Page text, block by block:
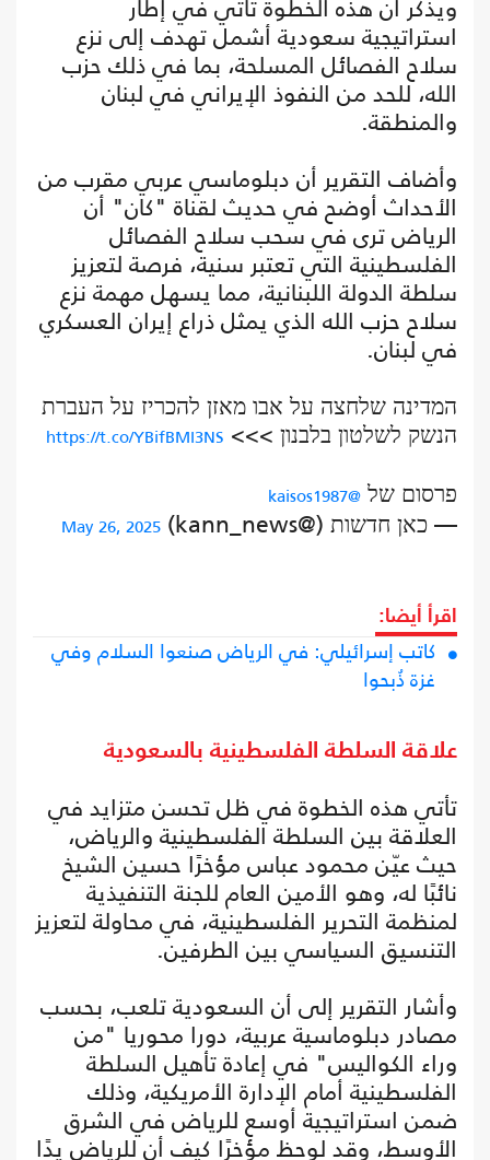
ويذكر أن هذه الخطوة تأتي في إطار
استراتيجية سعودية أشمل تهدف إلى نزع
سلاح الفصائل المسلحة، بما في ذلك حزب
الله، للحد من النفوذ الإيراني في لبنان
والمنطقة.
وأضاف التقرير أن دبلوماسي عربي مقرب من
الأحداث أوضح في حديث لقناة "كان" أن
الرياض ترى في سحب سلاح الفصائل
الفلسطينية التي تعتبر سنية، فرصة لتعزيز
سلطة الدولة اللبنانية، مما يسهل مهمة نزع
سلاح حزب الله الذي يمثل ذراع إيران العسكري
في لبنان.
המדינה שלחצה על אבו מאזן להכריז על העברת
הנשק לשלטון בלבנון >>> https://t.co/YBifBMI3NS
פרסום של @kaisos1987
— כאן חדשות (@kann_news) May 26, 2025
اقرأ أيضا:
كاتب إسرائيلي: في الرياض صنعوا السلام وفي
غزة ذُبحوا
علاقة السلطة الفلسطينية بالسعودية
تأتي هذه الخطوة في ظل تحسن متزايد في
العلاقة بين السلطة الفلسطينية والرياض،
حيث عيّن محمود عباس مؤخرًا حسين الشيخ
نائبًا له، وهو الأمين العام للجنة التنفيذية
لمنظمة التحرير الفلسطينية، في محاولة لتعزيز
التنسيق السياسي بين الطرفين.
وأشار التقرير إلى أن السعودية تلعب، بحسب
مصادر دبلوماسية عربية، دورا محوريا "من
وراء الكواليس" في إعادة تأهيل السلطة
الفلسطينية أمام الإدارة الأمريكية، وذلك
ضمن استراتيجية أوسع للرياض في الشرق
الأوسط، وقد لوحظ مؤخرًا كيف أن للرياض يدًا